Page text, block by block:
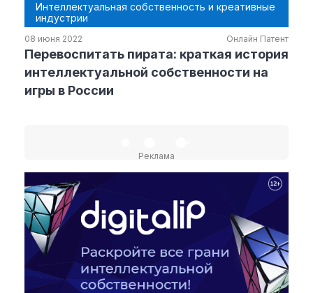
Календарь
Рубрики
Интеллектуальная собственность
Дизайн и мода
Реклама и маркетинг
Архитектура и урбанистика
Наука и технологии
Медиа
Образование
Издательское дело
Интеллектуальная собственность и креативные
индустрии
08 июня 2022 Онлайн Патент
Перевоспитать пирата: краткая история
интеллектуальной собственности на
игры в России
Реклама